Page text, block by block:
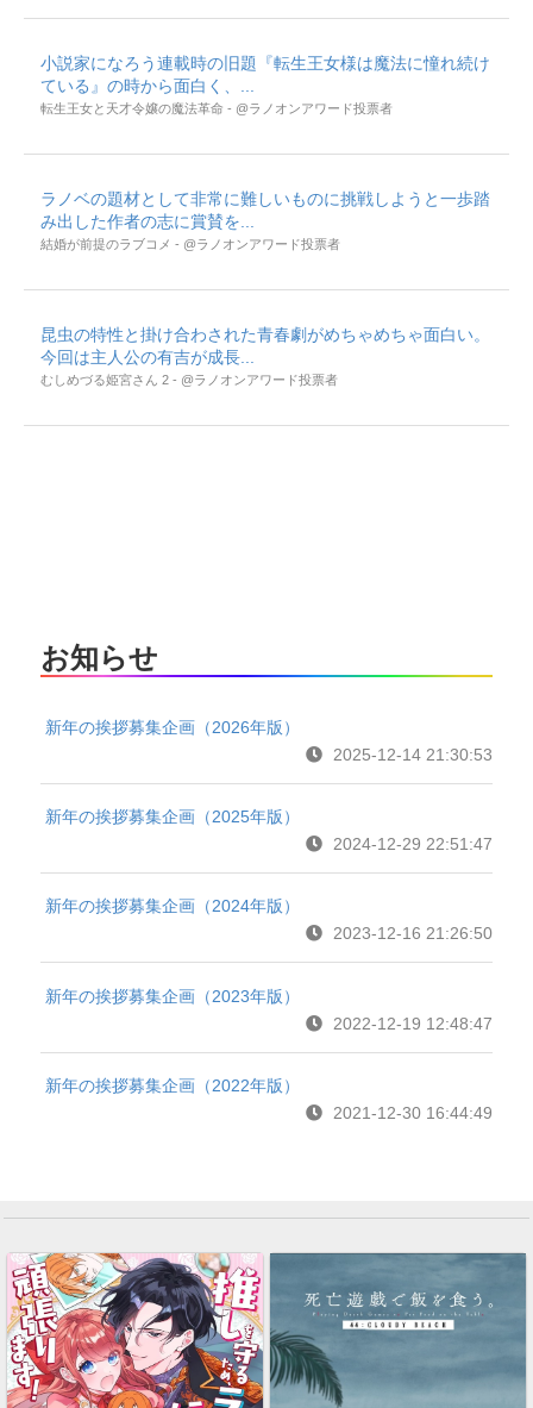
小説家になろう連載時の旧題『転生王女様は魔法に憧れ続け
ている』の時から面白く、...
転生王女と天才令嬢の魔法革命 - @ラノオンアワード投票者
ラノベの題材として非常に難しいものに挑戦しようと一歩踏
み出した作者の志に賞賛を...
結婚が前提のラブコメ - @ラノオンアワード投票者
昆虫の特性と掛け合わされた青春劇がめちゃめちゃ面白い。
今回は主人公の有吉が成長...
むしめづる姫宮さん 2 - @ラノオンアワード投票者
お知らせ
新年の挨拶募集企画（2026年版）
2025-12-14 21:30:53
新年の挨拶募集企画（2025年版）
2024-12-29 22:51:47
新年の挨拶募集企画（2024年版）
2023-12-16 21:26:50
新年の挨拶募集企画（2023年版）
2022-12-19 12:48:47
新年の挨拶募集企画（2022年版）
2021-12-30 16:44:49